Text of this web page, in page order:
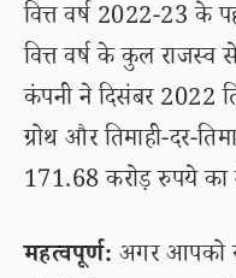
वित्त वर्ष 2022-23 के
वित्त वर्ष के कुल राजस्व
कंपनी ने दिसंबर 2022
ग्रोथ और तिमाही-दर-
171.68 करोड़ रुपये का
महत्वपूर्ण: अगर आपको